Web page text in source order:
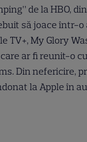
de la HBO,
să joace într-o
TV+, My Glory
ar fi reunit-o
Din nefericire,
la Apple în